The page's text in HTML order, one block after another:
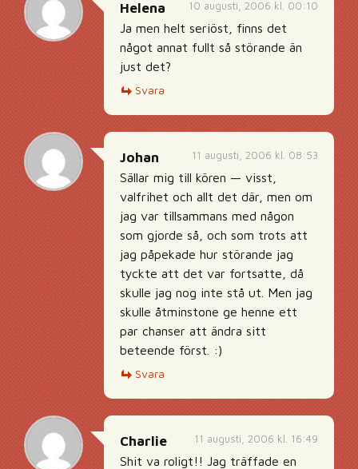
10 augusti, 2006 kl. 00:10
Helena
Ja men helt seriöst, finns det
något annat fullt så störande än
just det?
Svara
11 augusti, 2006 kl. 08:53
Johan
Sällar mig till kören — visst,
valfrihet och allt det där, men om
jag var tillsammans med någon
som gjorde så, och som trots att
jag påpekade hur störande jag
tyckte att det var fortsatte, då
skulle jag nog inte stå ut. Men jag
skulle åtminstone ge henne ett
par chanser att ändra sitt
beteende först. :)
Svara
11 augusti, 2006 kl. 16:49
Charlie
Shit va roligt!! Jag träffade en